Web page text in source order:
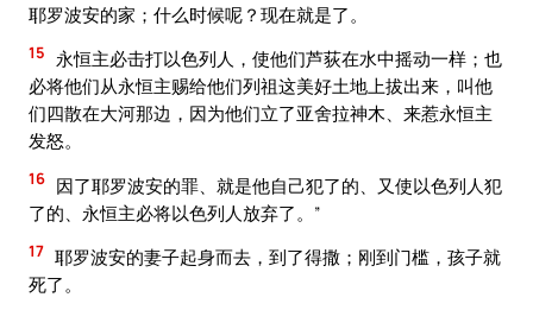
耶罗波安的家；什么时候呢？现在就是了。
15
永恒主必击打以色列人，使他们芦荻在水中摇动一样；也
必将他们从永恒主赐给他们列祖这美好土地上拔出来，叫他
们四散在大河那边，因为他们立了亚舍拉神木、来惹永恒主
发怒。
16 因了耶罗波安的罪、就是他自己犯了的、又使以色列人犯
了的、永恒主必将以色列人放弃了。”
17 耶罗波安的妻子起身而去，到了得撒；刚到门槛，孩子就
死了。